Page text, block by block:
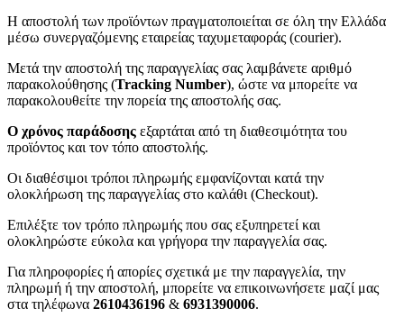
Η αποστολή των προϊόντων πραγματοποιείται σε όλη την Ελλάδα
μέσω συνεργαζόμενης εταιρείας ταχυμεταφοράς (courier).
Μετά την αποστολή της παραγγελίας σας λαμβάνετε αριθμό
παρακολούθησης (Tracking Number), ώστε να μπορείτε να
παρακολουθείτε την πορεία της αποστολής σας.
Ο χρόνος παράδοσης εξαρτάται από τη διαθεσιμότητα του
προϊόντος και τον τόπο αποστολής.
Οι διαθέσιμοι τρόποι πληρωμής εμφανίζονται κατά την
ολοκλήρωση της παραγγελίας στο καλάθι (Checkout).
Επιλέξτε τον τρόπο πληρωμής που σας εξυπηρετεί και
ολοκληρώστε εύκολα και γρήγορα την παραγγελία σας.
Για πληροφορίες ή απορίες σχετικά με την παραγγελία, την
πληρωμή ή την αποστολή, μπορείτε να επικοινωνήσετε μαζί μας
στα τηλέφωνα 2610436196 & 6931390006.